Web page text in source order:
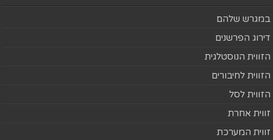
במגרש שלהם
דירוג הפרשנים
הזווית הנוסטלגית
הזווית לחיבורים
הזווית לסל
זווית אחרת
זווית המערכת